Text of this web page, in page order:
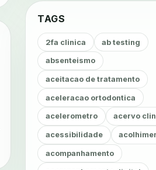
TAGS
2fa clinica ab testing
absenteismo
aceitacao de tratamento
aceleracao ortodontica
acelerometro acervo
acessibilidade
acompanhamento